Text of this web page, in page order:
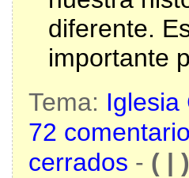
diferente.
importante
Tema:
72
cerrados - ( | )